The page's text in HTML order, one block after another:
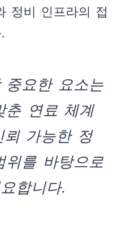
정비 인프라의 접
중요한 요소는
춘 연료 체계
뢰 가능한 정
위를 바탕으로
합니다.